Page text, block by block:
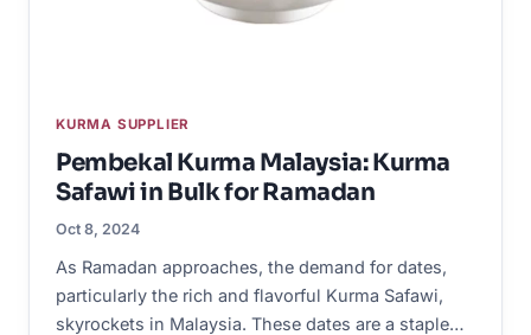
KURMA SUPPLIER
Pembekal Kurma Malaysia: Kurma
Safawi in Bulk for Ramadan
Oct 8, 2024
As Ramadan approaches, the demand for dates,
particularly the rich and flavorful Kurma Safawi,
skyrockets in Malaysia. These dates are a staple…